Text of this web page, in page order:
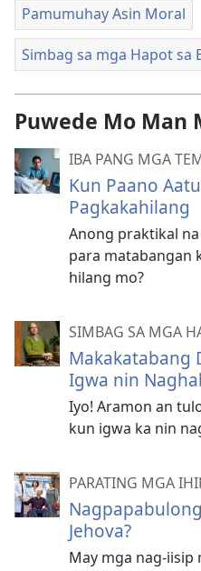
Pamumuhay Asin Moral
Simbag sa mga Hapot sa
Puwede Mo Man
IBA PANG MGA
Kun Paano
Pagkakahilang
Anong praktikal
para matabangan
hilang mo?
SIMBAG SA MGA
Makakatabang
Igwa nin
Iyo! Aramon an
kun igwa ka nin
PARATING MGA
Jehova?
May mga nag-iisip